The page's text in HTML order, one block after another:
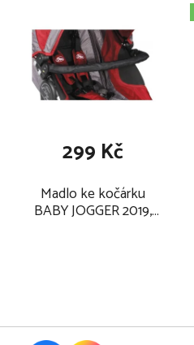
Madlo ke kočárku
BABY JOGGER 2019,
299 Kč